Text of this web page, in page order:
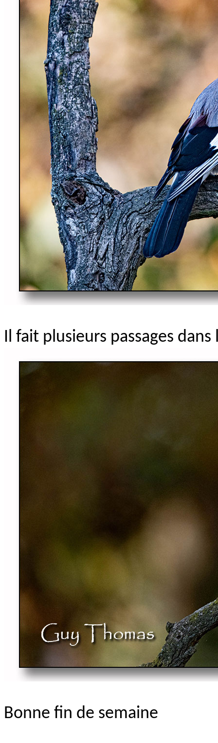
Il fait plusieurs passages
Bonne fin de semaine